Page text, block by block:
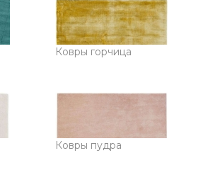
Ковры горчица
Ковры пудра